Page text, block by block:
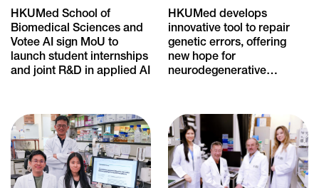
HKUMed School of
Biomedical Sciences and
Votee AI sign MoU to
launch student internships
and joint R&D in applied AI
HKUMed develops
innovative tool to repair
genetic errors, offering
new hope for
neurodegenerative